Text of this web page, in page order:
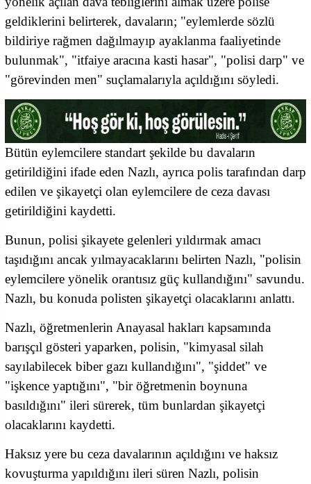
geldiklerini belirterek, davaların; "eylemlerde sözlü
bildiriye rağmen dağılmayıp ayaklanma faaliyetinde
bulunmak", "itfaiye aracına kasti hasar", "polisi darp" ve
"görevinden men" suçlamalarıyla açıldığını söyledi.
Bütün eylemcilere standart şekilde bu davaların
getirildiğini ifade eden Nazlı, ayrıca polis tarafından darp
edilen ve şikayetçi olan eylemcilere de ceza davası
getirildiğini kaydetti.
Bunun, polisi şikayete gelenleri yıldırmak amacı
taşıdığını ancak yılmayacaklarını belirten Nazlı, "polisin
eylemcilere yönelik orantısız güç kullandığını" savundu.
Nazlı, bu konuda polisten şikayetçi olacaklarını anlattı.
Nazlı, öğretmenlerin Anayasal hakları kapsamında
barışçıl gösteri yaparken, polisin, "kimyasal silah
sayılabilecek biber gazı kullandığını", "şiddet" ve
"işkence yaptığını", "bir öğretmenin boynuna
basıldığını" ileri sürerek, tüm bunlardan şikayetçi
olacaklarını kaydetti.
Haksız yere bu ceza davalarının açıldığını ve haksız
kovuşturma yapıldığını ileri süren Nazlı, polisin